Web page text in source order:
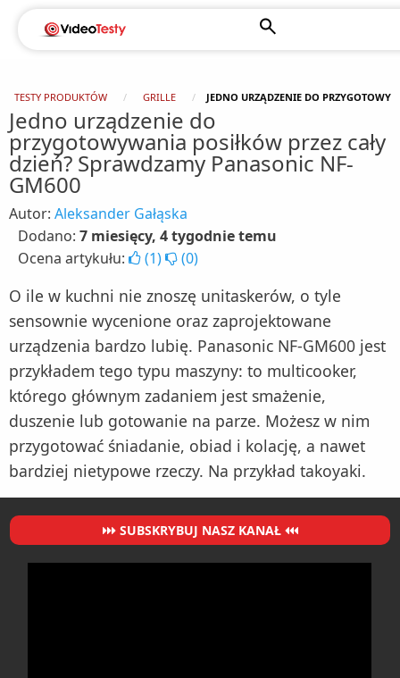
TESTY PRODUKTÓW GRILLE JEDNO URZĄDZENIE DO
Jedno urządzenie do
przygotowywania posiłków przez cały
dzień? Sprawdzamy Panasonic NF-
GM600
Autor: Aleksander Gałąska
Dodano: 7 miesięcy, 4 tygodnie temu
Ocena artykułu:
(1) (0)
O ile w kuchni nie znoszę unitaskerów, o tyle
sensownie wycenione oraz zaprojektowane
urządzenia bardzo lubię. Panasonic NF-GM600 jest
przykładem tego typu maszyny: to multicooker,
którego głównym zadaniem jest smażenie,
duszenie lub gotowanie na parze. Możesz w nim
przygotować śniadanie, obiad i kolację, a nawet
bardziej nietypowe rzeczy. Na przykład takoyaki.
SUBSKRYBUJ NASZ KANAŁ